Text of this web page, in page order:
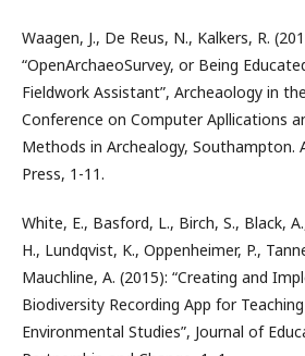
Waagen, J., De Reus, N., Kalkers, R.
“OpenArchaeoSurvey, or Being
Fieldwork Assistant”, Archeaology in
Conference on Computer Apllications
Methods in Archealogy, Southampton.
Press, 1-11.
White, E., Basford, L., Birch, S., Black,
H., Lundqvist, K., Oppenheimer, P.,
Mauchline, A. (2015): “Creating and
Biodiversity Recording App for
Environmental Studies”, Journal of